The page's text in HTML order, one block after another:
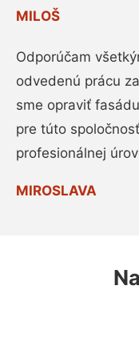
MILOŠ
Odporúčam
odvedenú prácu
sme opraviť
pre túto
profesionálnej
MIROSLAVA